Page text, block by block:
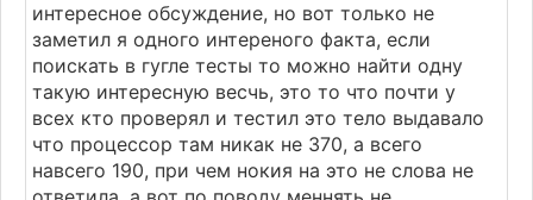
интересное обсуждение, но вот только не
заметил я одного интереного факта, если
поискать в гугле тесты то можно найти одну
такую интересную весчь, это то что почти у
всех кто проверял и тестил это тело выдавало
что процессор там никак не 370, а всего
навсего 190, при чем нокия на это не слова не